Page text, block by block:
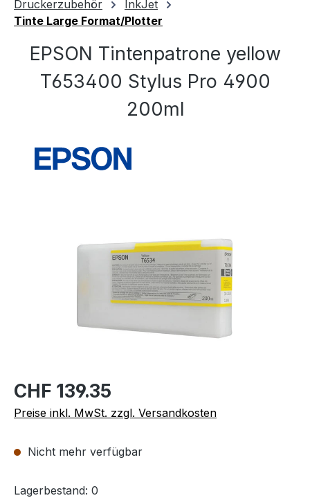
Druckerzubehör
InkJet
Tinte Large Format/Plotter
EPSON Tintenpatrone yellow
T653400 Stylus Pro 4900
200ml
CHF 139.35
Preise inkl. MwSt. zzgl. Versandkosten
Nicht mehr verfügbar
Lagerbestand: 0